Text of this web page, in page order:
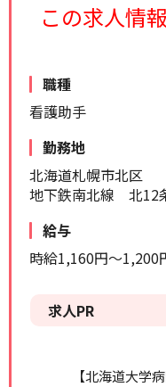
この求人情
職種
看護助手
勤務地
北海道札幌市北区
地下鉄南北線 北12
給与
時給1,160円～1,200
求人PR
【北海道大学